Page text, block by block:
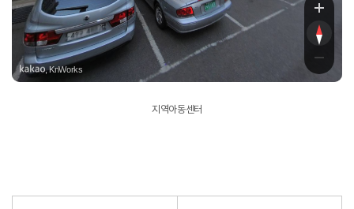
, KnWorks
지역아동센터